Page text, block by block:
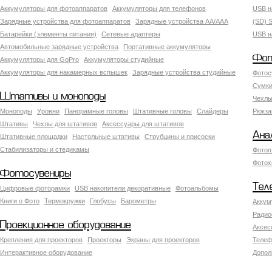
Аккумуляторы для фотоаппаратов
Аккумуляторы для телефонов
Зарядные устройства для фотоаппаратов
Зарядные устройства AA/AAA
Батарейки (элементы питания)
Сетевые адаптеры
Автомобильные зарядные устройства
Портативные аккумуляторы
Аккумуляторы для GoPro
Аккумуляторы студийные
Аккумуляторы для накамерных вспышек
Зарядные устройства студийные
USB
(SD)
USB
Штативы и моноподы
Моноподы Уровни Панорамные головы Штативные головы
Слайдеры
Штативы
Чехлы для штативов
Аксессуары для штативов
Штативные площадки
Настольные штативы
Струбцины и присоски
Стабилизаторы и стедикамы
Фотосувениры
Цифровые фоторамки USB накопители декоративные
Фотоальбомы
Книги о Фото
Термокружки Глобусы Барометры
Проекционное оборудование
Крепления для проекторов Проекторы
Экраны для проекторов
Интерактивное оборудование